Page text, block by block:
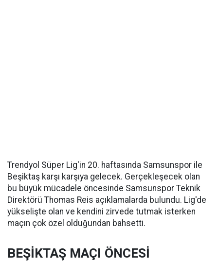
Trendyol Süper Lig'in 20. haftasında Samsunspor ile
Beşiktaş karşı karşıya gelecek. Gerçekleşecek olan
bu büyük mücadele öncesinde Samsunspor Teknik
Direktörü Thomas Reis açıklamalarda bulundu. Lig'de
yükselişte olan ve kendini zirvede tutmak isterken
maçın çok özel olduğundan bahsetti.
BEŞİKTAŞ MAÇI ÖNCESİ